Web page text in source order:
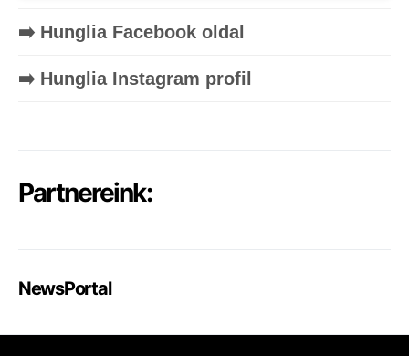
➡️ Hunglia Facebook oldal
➡️ Hunglia Instagram profil
Partnereink:
NewsPortal